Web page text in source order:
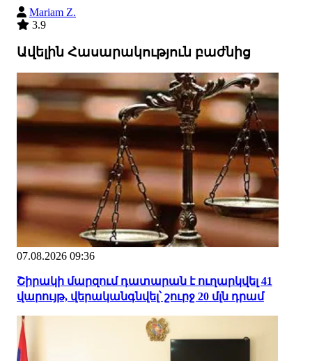
Mariam Z.
3.9
Ավելին Հասարակություն բաժնից
07.08.2026 09:36
Շիրակի մարզում դատարան է ուղարկվել 41
վարույթ, վերականգնվել՝ շուրջ 20 մլն դրամ